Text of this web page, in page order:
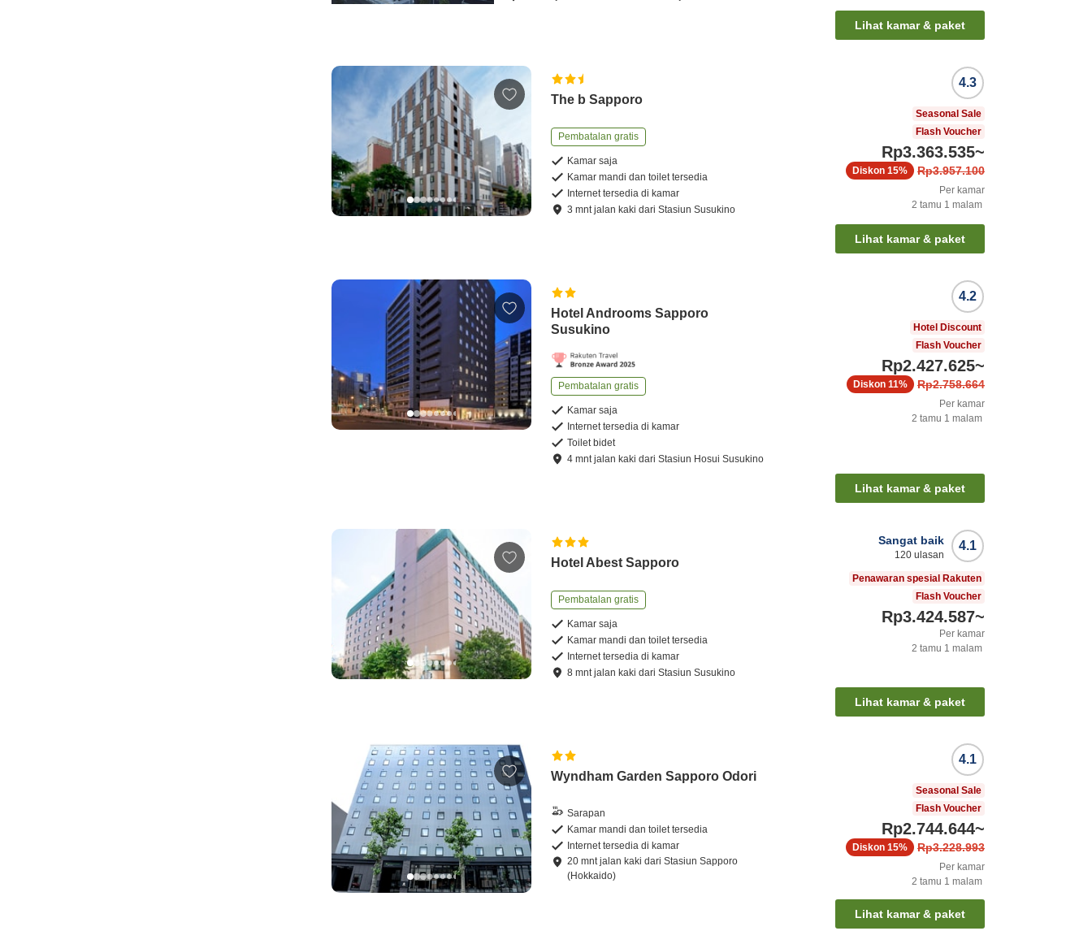
Lihat kamar & paket
The b Sapporo
Pembatalan gratis
Kamar saja
Kamar mandi dan toilet tersedia
Internet tersedia di kamar
3 mntjalan kaki dariStasiun Susukino
4.3
Seasonal Sale
Flash Voucher
Rp3.363.535~
Rp3.957.100
Diskon 15%
Per kamar
2 tamu 1 malam
Lihat kamar & paket
Hotel Androoms Sapporo
Susukino
Pembatalan gratis
Kamar saja
Internet tersedia di kamar
Toilet bidet
4 mntjalan kaki dariStasiun Hosui Susukino
4.2
Hotel Discount
Flash Voucher
Rp2.427.625~
Rp2.758.664
Diskon 11%
Per kamar
2 tamu 1 malam
Lihat kamar & paket
Hotel Abest Sapporo
Pembatalan gratis
Kamar saja
Kamar mandi dan toilet tersedia
Internet tersedia di kamar
8 mntjalan kaki dariStasiun Susukino
4.1
Sangat baik
120 ulasan
Penawaran spesial Rakuten
Flash Voucher
Rp3.424.587~
Per kamar
2 tamu 1 malam
Lihat kamar & paket
Wyndham Garden Sapporo Odori
Sarapan
Kamar mandi dan toilet tersedia
Internet tersedia di kamar
20 mntjalan kaki dariStasiun Sapporo
(Hokkaido)
4.1
Seasonal Sale
Flash Voucher
Rp2.744.644~
Rp3.228.993
Diskon 15%
Per kamar
2 tamu 1 malam
Lihat kamar & paket